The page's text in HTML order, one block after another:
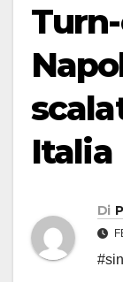
Italia
Di